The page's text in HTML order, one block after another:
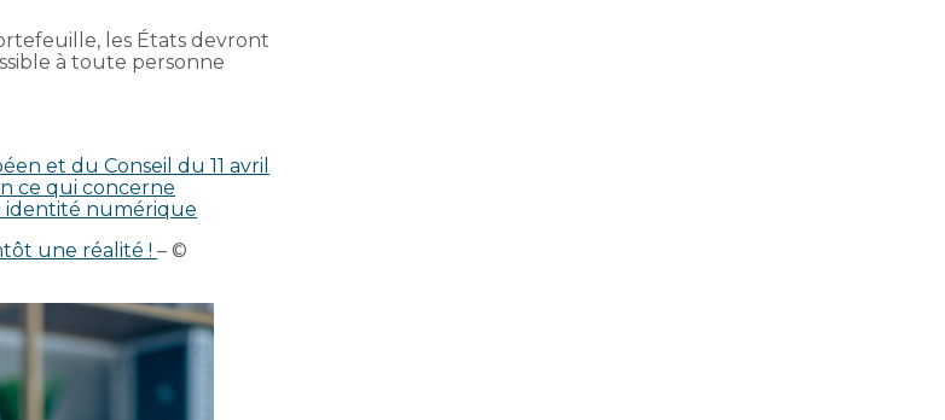
les États devront
à toute personne
et du Conseil du 11 avril
ce qui concerne
identité numérique
une réalité !– ©